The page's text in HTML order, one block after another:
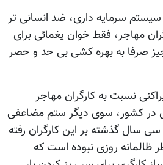
سرمایه داری، ضد انسانی تر
مهاجر، فقط خوان یغمائی برای
صرفا به بهره کشی بی حد و حصر
نسبت به کارگران مهاجر
در کشور، سوی دیگر ستم مضاعفی
سال گذشته بر این کارگران رفته
ظالمانه روزی نبوده است که